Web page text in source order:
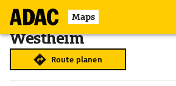
Maps
Westheim
Route planen